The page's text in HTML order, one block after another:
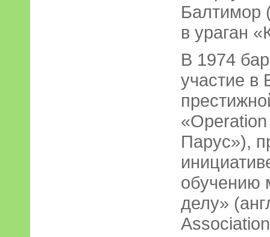
Балтимор
в ураган
В 1974
участие в
Парус»),
обучению
делу»